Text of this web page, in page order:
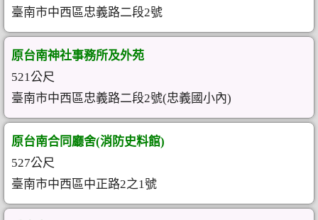
臺南市中西區忠義路二段2號
原台南神社事務所及外苑
521公尺
臺南市中西區忠義路二段2號(忠義國小內)
原台南合同廳舍(消防史料館)
527公尺
臺南市中西區中正路2之1號